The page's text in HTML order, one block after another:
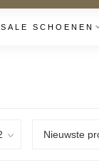
SALE SCHOENEN